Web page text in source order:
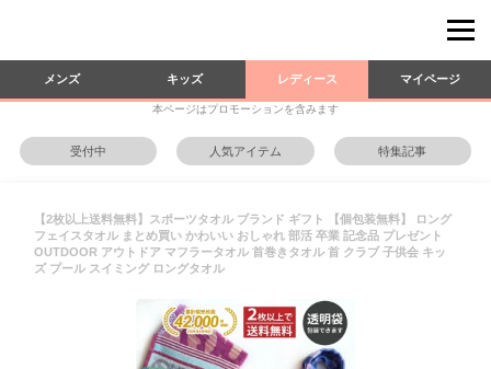
メンズ キッズ レディース マイページ
本ページはプロモーションを含みます
受付中 人気アイテム 特集記事
【2枚以上送料無料】スポーツタオル ブランド ギフト 【個包装無料】 ロング
フェイスタオル まとめ買い かわいい おしゃれ 部活 卒業 記念品 プレゼント
OUTDOOR アウトドア マフラータオル 首巻きタオル 首 クラブ 子供会 キッ
ズ プール スイミング ロングタオル